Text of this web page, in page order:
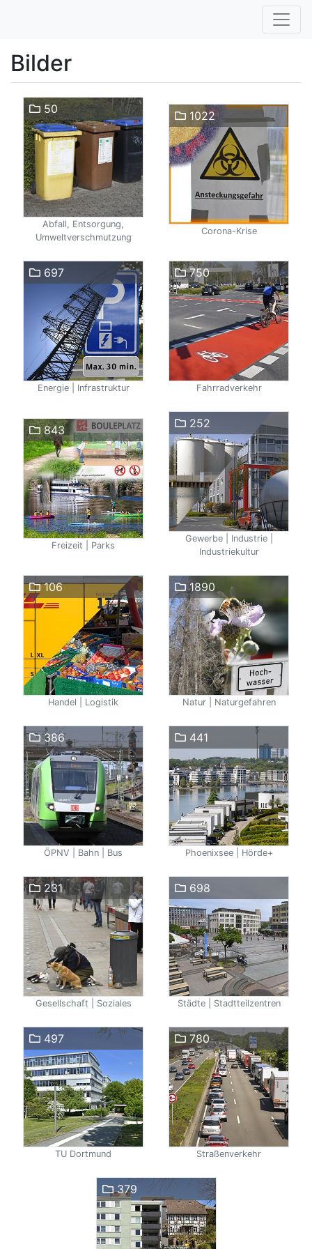
Bilder
50
Abfall, Entsorgung,
Umweltverschmutzung
1022
Corona-Krise
697
Energie | Infrastruktur
750
Fahrradverkehr
843
Freizeit | Parks
252
Gewerbe | Industrie |
Industriekultur
106
Handel | Logistik
1890
Natur | Naturgefahren
386
ÖPNV | Bahn | Bus
441
Phoenixsee | Hörde+
231
Gesellschaft | Soziales
698
Städte | Stadtteilzentren
497
TU Dortmund
780
Straßenverkehr
379